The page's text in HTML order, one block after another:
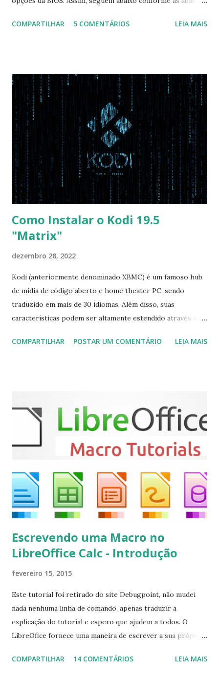
Na inicialização aperte F2 para acessar a BIOS e então faça
com Win, deixe essa opção no Auto ) Set AHCI Mode ->
Disabled USB S3 Wake-up -> Enabled Boot: Secure Boot ->
Disabled OS Mode Selection -> UEFI and CSM OS (Essa
opção garante boot com Win e Linux) Boot > Boot Priority
Order USB HDD: SATA CD: SATA HDD: Essa ordem de boot
vai garantir que ele tente primeiro o boot pela USB, depois
pelo CD e por último no HD. Apenas as opções acima são
as necessá...
COMPARTILHAR 5 COMENTÁRIOS LEIA MAIS
Como Instalar o Kodi 19.5
"Matrix"
dezembro 28, 2022
Kodi (anteriormente denominado XBMC) é um famoso hub
de mídia de código aberto e home theater PC, sendo
traduzido em mais de 30 idiomas. Além disso, suas
características podem ser altamente estendido através de
(personal video recorder). A versão final do Kodi 19.5
sudo apt-get install kodi Use o comando a seguir para
instalar codecs de áudio e outros complementos,
executando: $ sudo apt-get install --install-suggests
kodi Para remover, execute: $ sudo apt-get remove
COMPARTILHAR POSTAR UM COMENTÁRIO LEIA MAIS
Escrevendo uma Macro no
LibreOffice Calc - Introdução
fevereiro 15, 2015
Este tutorial foi retirado do site Debugpoint, não mudei
nada nenhuma linha de comando, apenas traduzir a
explicação do tutorial e espero que ajudem a todos. O
LibreOfice fornece uma maneira de escrever a sua própria
aplicativo de escritório. Você pode usar Python ou Basic
COMPARTILHAR 14 COMENTÁRIOS LEIA MAIS